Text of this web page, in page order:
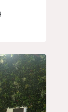
辦理
取得共